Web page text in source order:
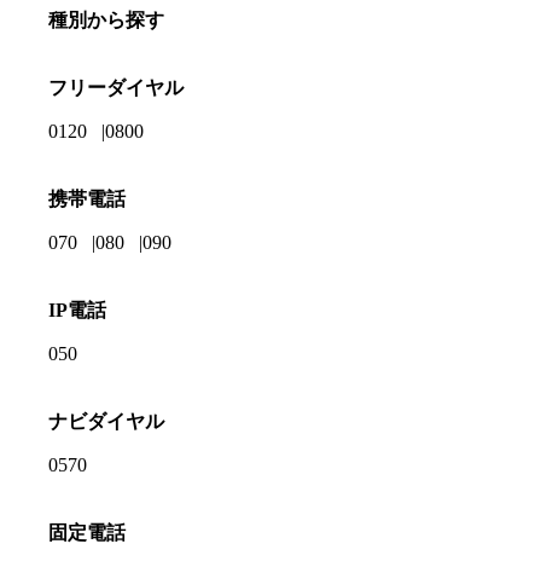
種別から探す
フリーダイヤル
0120 0800
携帯電話
070 080 090
IP電話
050
ナビダイヤル
0570
固定電話